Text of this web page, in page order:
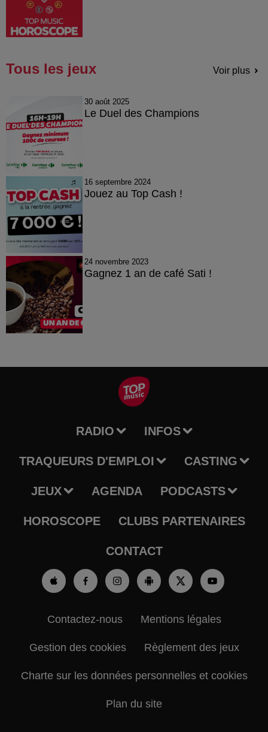
Tous les jeux Voir plus
30 août 2025
Le Duel des Champions
16 septembre 2024
Jouez au Top Cash !
24 novembre 2023
Gagnez 1 an de café Sati !
RADIO INFOS
TRAQUEURS D'EMPLOI CASTING
JEUX AGENDA PODCASTS
HOROSCOPE CLUBS PARTENAIRES
CONTACT
Contactez-nous Mentions légales
Gestion des cookies Règlement des jeux
Charte sur les données personnelles et cookies
Plan du site